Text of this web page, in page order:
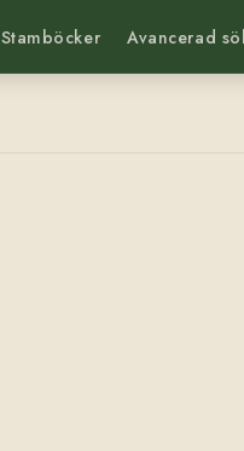
Stamböcker Avancerad